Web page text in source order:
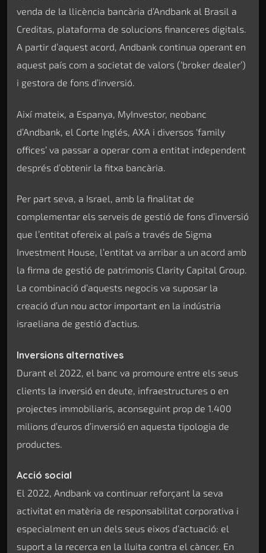
venda de la llicència bancària d’Andbank al Brasil a
Creditas, plataforma de solucions financeres digitals.
A partir d’aquest acord, Andbank continua operant en
aquest país com a societat de valors (‘broker dealer’)
i gestora de fons d’inversió.
Així mateix, a Espanya, MyInvestor, neobanc
d’Andbank, el Corte Inglés, AXA i diversos ‘family
offices’ va passar a operar com a entitat independent
després d’obtenir la fitxa bancària.
Per part seva, a Israel, amb la finalitat de
complementar els serveis de gestió de fons d’inversió
que l’entitat ofereix al país a través de Sigma
Investment House, l’entitat va arribar a un acord amb
la firma de gestió de patrimonis Clarity Capital Group.
La combinació d’aquests negocis va suposar la
creació d’un nou actor important en la indústria
israeliana de gestió d’actius.
Inversions alternatives
Durant el 2022, el banc va promoure entre els seus
clients la inversió en deute, infraestructures o en
projectes immobiliaris, aconseguint prop de 1.400
milions d’euros d’inversió en aquesta tipologia de
productes.
Acció social
El 2022, Andbank va continuar reforçant la seva
activitat en matèria de responsabilitat corporativa i
especialment en un dels seus eixos d’actuació: el
suport a la recerca en la lluita contra el càncer. En